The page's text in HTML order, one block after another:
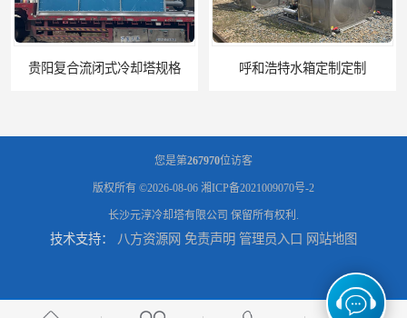
呼和浩特水箱定制定制 电厂冷却塔
郑州喷淋泵厂家 太原板式换热器生产厂家
您是第267970位访客
版权所有 ©2026-08-06 湘ICP备2021009070号-2
长沙元淳冷却塔有限公司 保留所有权利.
技术支持： 八方资源网 免责声明 管理员入口 网站地图